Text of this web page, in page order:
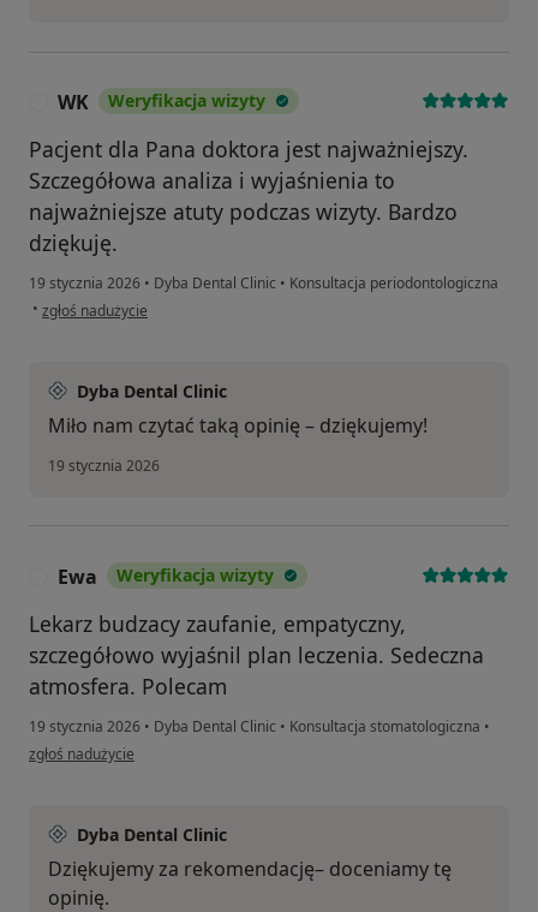
WK Weryfikacja wizyty
Pacjent dla Pana doktora jest najważniejszy.
Szczegółowa analiza i wyjaśnienia to
najważniejsze atuty podczas wizyty. Bardzo
dziękuję.
19 stycznia 2026 • Dyba Dental Clinic • Konsultacja periodontologiczna
• w opinii użytkownika WK
zgłoś nadużycie
Dyba Dental Clinic
Miło nam czytać taką opinię – dziękujemy!
19 stycznia 2026
Ewa Weryfikacja wizyty
Lekarz budzacy zaufanie, empatyczny,
szczegółowo wyjaśnil plan leczenia. Sedeczna
atmosfera. Polecam
19 stycznia 2026 • Dyba Dental Clinic • Konsultacja stomatologiczna •
w opinii użytkownika Ewa
zgłoś nadużycie
Dyba Dental Clinic
Dziękujemy za rekomendację– doceniamy tę
opinię.